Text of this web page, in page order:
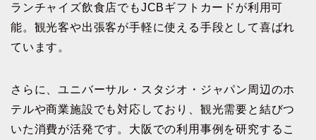
ランチャイズ飲食店でもJCBギフトカードが利用可
能。観光客や出張客が手軽に使える手段として喜ばれ
ています。
さらに、ユニバーサル・スタジオ・ジャパン周辺のホ
テルや商業施設でも対応しており、観光需要と結びつ
いた消費が活発です。大阪での利用事例を研究するこ